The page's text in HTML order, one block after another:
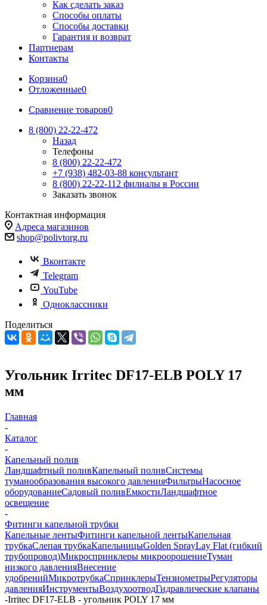
Как сделать заказ
Способы оплаты
Способы доставки
Гарантия и возврат
Партнерам
Контакты
Корзина0
Отложенные0
Сравнение товаров0
8 (800) 22-22-472
Назад
Телефоны
8 (800) 22-22-472
+7 (938) 482-03-88 консультант
8 (800) 22-22-112 филиалы в России
Заказать звонок
Контактная информация
Адреса магазинов
shop@polivtorg.ru
Вконтакте
Telegram
YouTube
Одноклассники
Поделиться
Угольник Irritec DF17-ELB POLY 17
мм
Главная
-
Каталог
-
Капельный полив
Ландшафтный поливКапельный поливСистемы
туманообразования высокого давленияФильтрыНасосное
оборудованиеСадовый поливЕмкостиЛандшафтное
освещение
-
Фитинги капельной трубки
Капельные лентыФитинги капельной лентыКапельная
трубкаСлепая трубкаКапельницыGolden SprayLay Flat (гибкий
трубопровод)Микроспринклеры микроорошениеТуман
низкого давленияВнесение
удобренийМикротрубкаСпринклерыТензиометрыРегуляторы
давленияИнструментыВоздухоотводГидравлические клапаны
-Irritec DF17-ELB - угольник POLY 17 мм